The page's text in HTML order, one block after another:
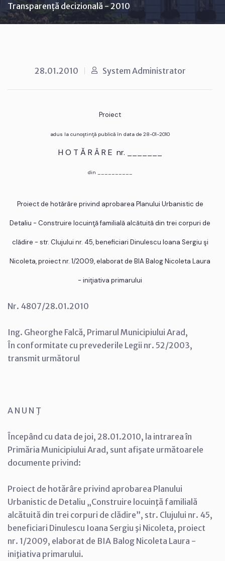
Transparență decizională - 2010
28.01.2010 System Administrator
Proiect
adus la cunoştinţă publică în data de 28-01-2010
H O T Ă R Â R E nr. _______
din __________
Proiect de hotărâre privind aprobarea Planului Urbanistic de
Detaliu - Construire locuinţă familială alcătuită din trei corpuri de
clădire - str. Clujului nr. 45, beneficiari Dinulescu Ioana Sergiu şi
Nicoleta, proiect nr. 1/2009, elaborat de BIA Balog Nicoleta Laura
- iniţiativa primarului
Nr. 4807/28.01.2010
Ing. Gheorghe Falcă, Primarul Municipiului Arad,
În conformitate cu prevederile Legii nr. 52/2003,
transmit următorul
A N U N Ţ
Începând cu data de joi, 28.01.2010, la intrarea în
Primăria Municipiului Arad, sunt afişate următoarele
documente privind:
Proiect de hotărâre privind aprobarea Planului
Urbanistic de Detaliu „Construire locuinţă familială
alcătuită din trei corpuri de clădire”, str. Clujului nr. 45,
beneficiari Dinulescu Ioana Sergiu şi Nicoleta, proiect
nr. 1/2009, elaborat de BIA Balog Nicoleta Laura -
iniţiativa primarului.